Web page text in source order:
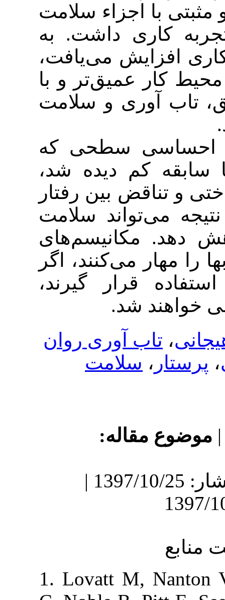
اجزاء سلامت
داشت. به
می‌یافت،
عمیق‌تر و با
و سلامت
سطحی که
کم دیده شد،
بین رفتار
سلامت
مکانیسم‌های
می‌کنند، اگر
گیرند،
شد.
تاب آوری روان
،سلامت
مقاله:
دریافت: 1397/2/4 | انتشار: 1397/10/25 |
1. Lovatt M,